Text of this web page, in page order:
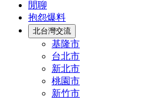
閒聊
抱怨爆料
北台灣交流
基隆市
台北市
新北市
桃園市
新竹市